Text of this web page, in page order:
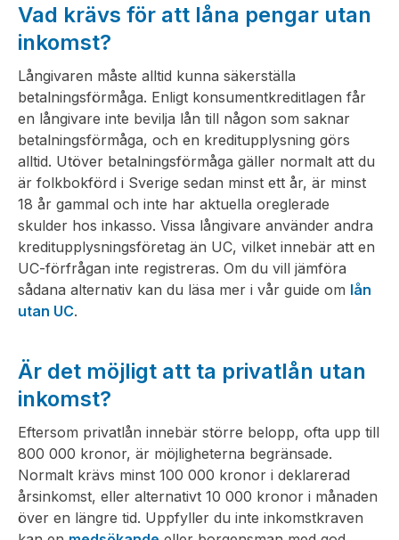
Vad krävs för att låna pengar utan
inkomst?
Långivaren måste alltid kunna säkerställa
betalningsförmåga. Enligt konsumentkreditlagen får
en långivare inte bevilja lån till någon som saknar
betalningsförmåga, och en kreditupplysning görs
alltid. Utöver betalningsförmåga gäller normalt att du
är folkbokförd i Sverige sedan minst ett år, är minst
18 år gammal och inte har aktuella oreglerade
skulder hos inkasso. Vissa långivare använder andra
kreditupplysningsföretag än UC, vilket innebär att en
UC-förfrågan inte registreras. Om du vill jämföra
sådana alternativ kan du läsa mer i vår guide om lån
utan UC.
Är det möjligt att ta privatlån utan
inkomst?
Eftersom privatlån innebär större belopp, ofta upp till
800 000 kronor, är möjligheterna begränsade.
Normalt krävs minst 100 000 kronor i deklarerad
årsinkomst, eller alternativt 10 000 kronor i månaden
över en längre tid. Uppfyller du inte inkomstkraven